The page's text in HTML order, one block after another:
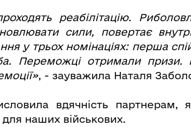
реабілітацію.
сили, повертає
у трьох номінаціях: перша
Переможці отримали призи.
, - зауважила Наталя
вдячність партнерам,
для наших військових.